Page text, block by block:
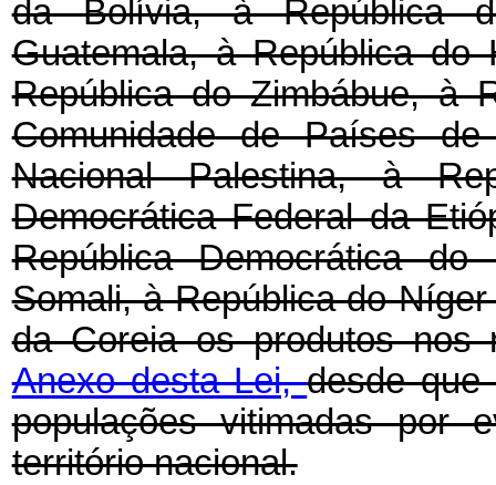
da Bolívia, à República
Guatemala, à República
República do Zimbábue, à
Comunidade de Países
Nacional Palestina, à
Democrática Federal da
República Democrática
Somali, à República do
da Coreia os produtos nos
Anexo desta Lei,desde que
populações vitimadas por
território nacional.